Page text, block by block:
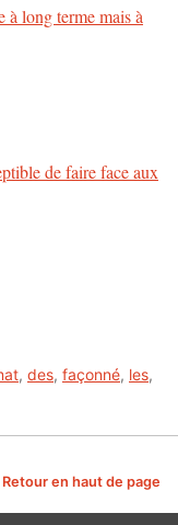
à long terme mais à
de faire face aux
, des, façonné, les,
Retour en haut de page